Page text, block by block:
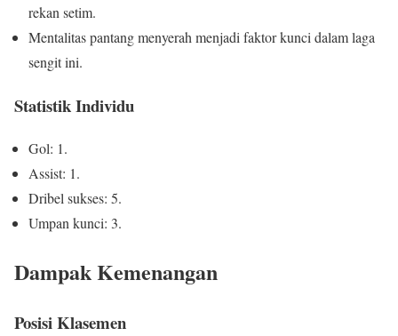
rekan setim.
Mentalitas pantang menyerah menjadi faktor kunci dalam laga
sengit ini.
Statistik Individu
Gol: 1.
Assist: 1.
Dribel sukses: 5.
Umpan kunci: 3.
Dampak Kemenangan
Posisi Klasemen